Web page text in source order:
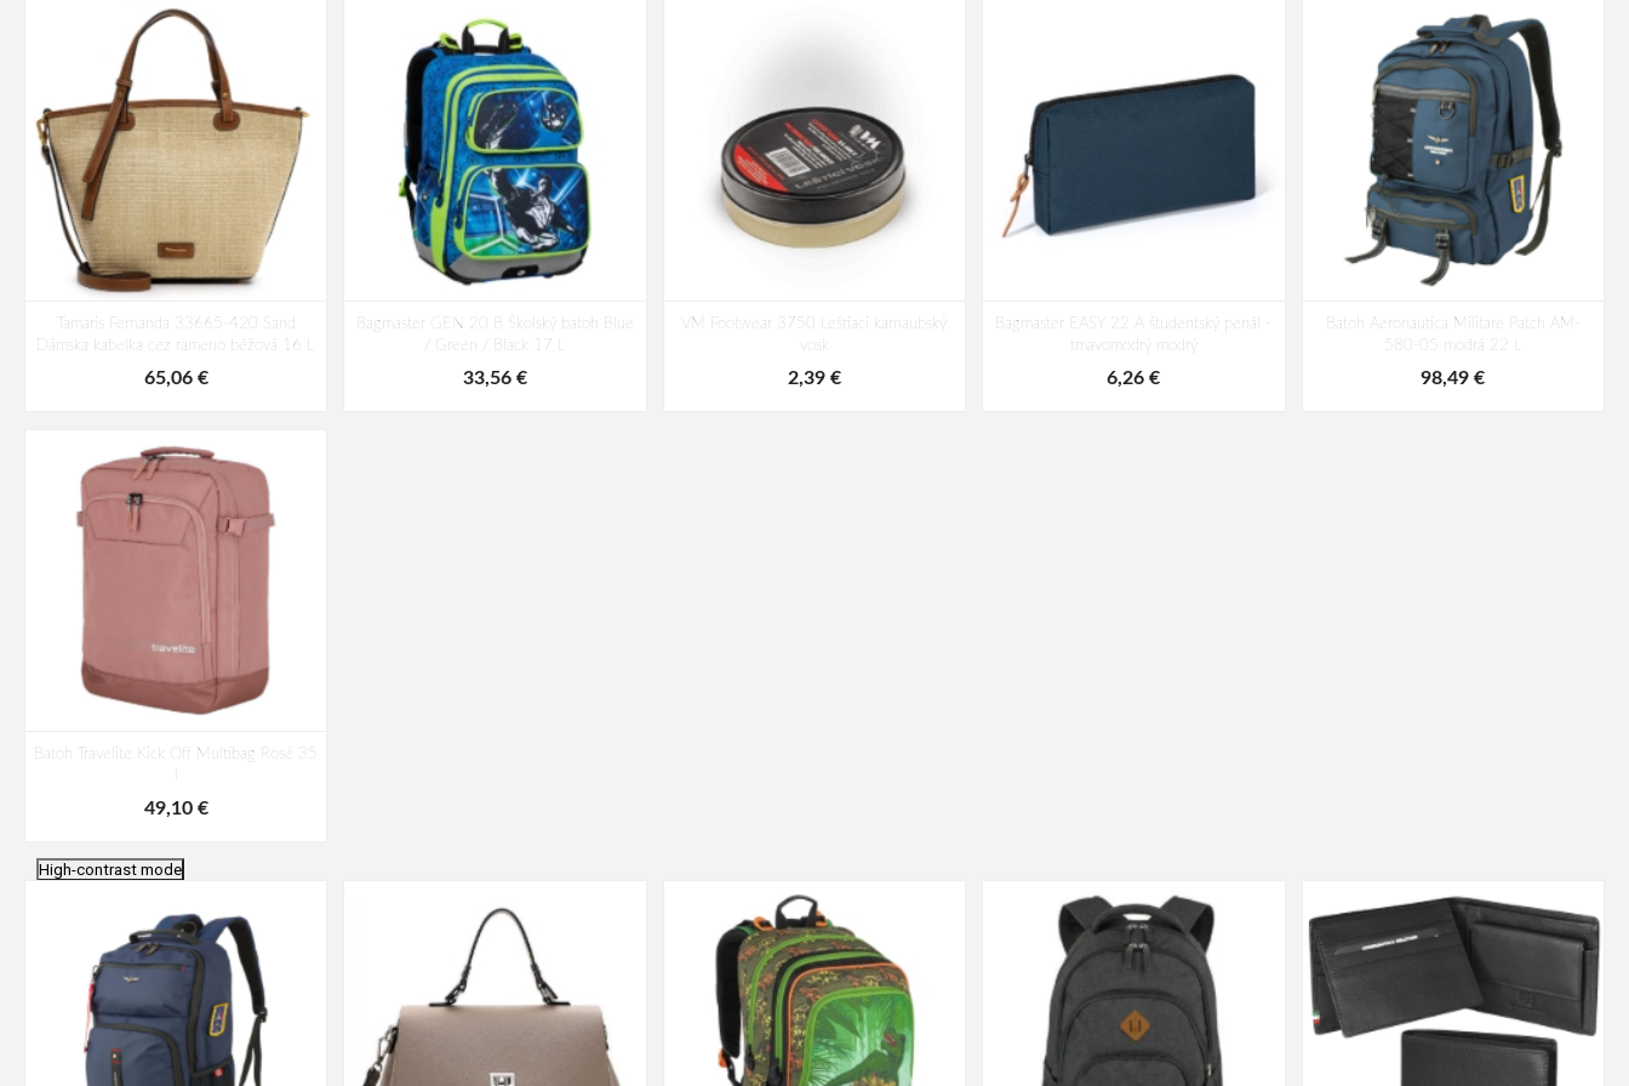
Tamaris Fernanda 33665-420 Sand
Dámska kabelka cez rameno béžová 16 L
65,06 €
Bagmaster GEN 20 B Školský batoh Blue
/ Green / Black 17 L
33,56 €
VM Footwear 3750 Leštiaci karnaubský
vosk
2,39 €
Bagmaster EASY 22 A študentský penál -
tmavomodrý modrý
6,26 €
Batoh Aeronautica Militare Patch AM-
580-05 modrá 22 L
98,49 €
Batoh Travelite Kick Off Multibag Rosé 35
49,10 €
High-contrast mode